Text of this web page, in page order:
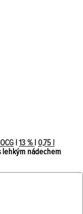
13 % 0,75 l
lehkým nádechem